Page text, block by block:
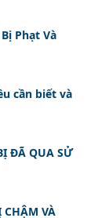
Phạt Và
cần biết và
ĐÃ QUA SỬ
CHẬM VÀ